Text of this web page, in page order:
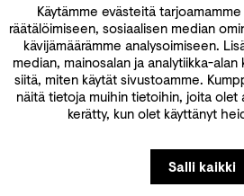
Käytämme evästeitä
räätälöimiseen, sosiaalisen median
kävijämäärämme analysoimiseen.
median, mainosalan ja analytiikka-
siitä, miten käytät sivustoamme.
näitä tietoja muihin tietoihin, joita
kerätty, kun olet käyttänyt
Salli kaikki